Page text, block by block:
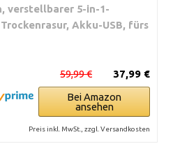
verstellbarer 5-in-1-
Akku-USB, fürs
37,99 €
59,99 €
Bei Amazon
ansehen
Preis inkl. MwSt., zzgl. Versandkosten